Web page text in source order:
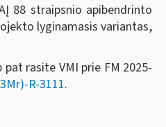
straipsnio apibendrinto
lyginamasis variantas,
rasite VMI prie FM 2025-
R-3111.